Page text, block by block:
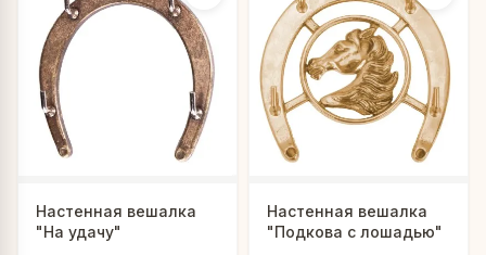
Настенная вешалка
"На удачу"
Настенная вешалка
"Подкова с лошадью"